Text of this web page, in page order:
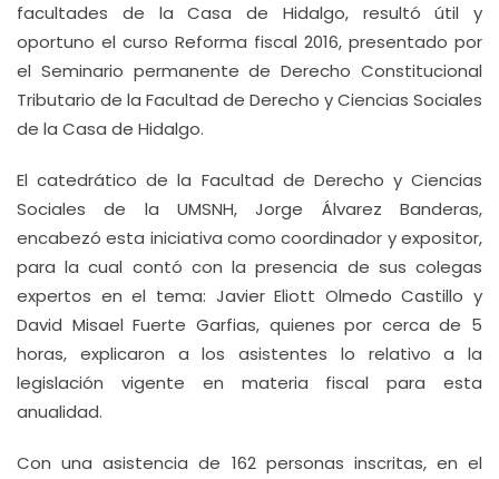
facultades de la Casa de Hidalgo, resultó útil y
oportuno el curso Reforma fiscal 2016, presentado por
el Seminario permanente de Derecho Constitucional
Tributario de la Facultad de Derecho y Ciencias Sociales
de la Casa de Hidalgo.
El catedrático de la Facultad de Derecho y Ciencias
Sociales de la UMSNH, Jorge Álvarez Banderas,
encabezó esta iniciativa como coordinador y expositor,
para la cual contó con la presencia de sus colegas
expertos en el tema: Javier Eliott Olmedo Castillo y
David Misael Fuerte Garfias, quienes por cerca de 5
horas, explicaron a los asistentes lo relativo a la
legislación vigente en materia fiscal para esta
anualidad.
Con una asistencia de 162 personas inscritas, en el